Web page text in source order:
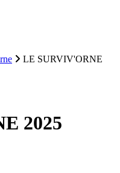
LE SURVIV'ORNE
2025